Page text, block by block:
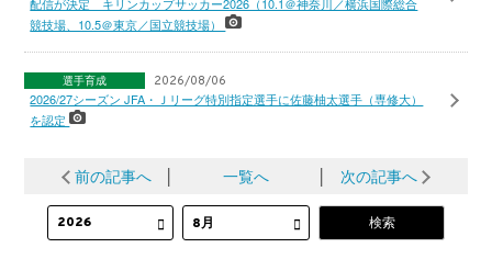
競技場、10.5＠東京／国立競技場）
選手育成 2026/08/06
2026/27シーズン JFA・Ｊリーグ特別指定選手に佐藤柚太選手（専修大）
を認定
前の記事へ 一覧へ 次の記事へ